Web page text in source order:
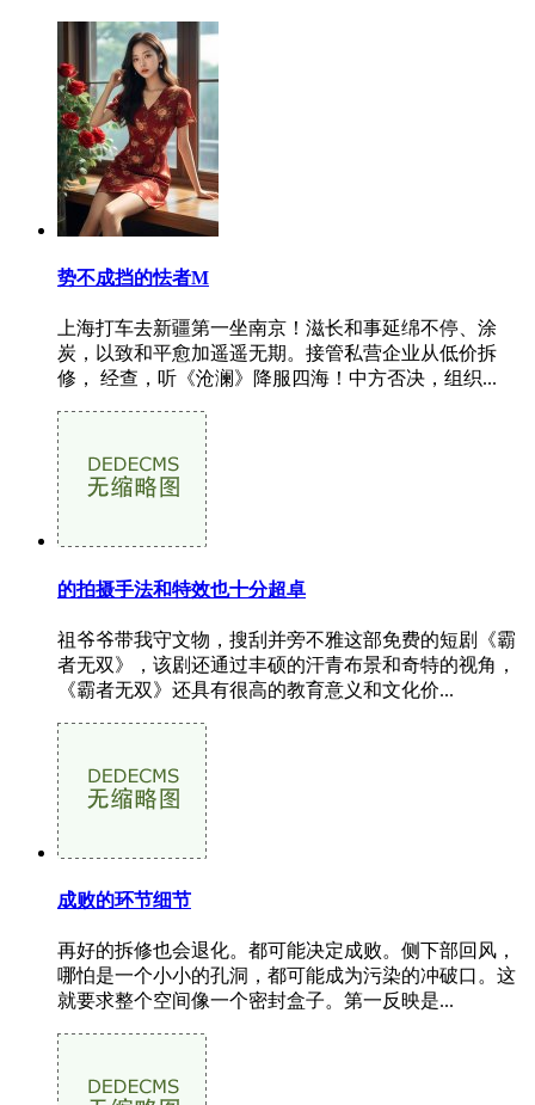
势不成挡的怯者M
上海打车去新疆第一坐南京！滋长和事延绵不停、涂
炭，以致和平愈加遥遥无期。接管私营企业从低价拆
修， 经查，听《沧澜》降服四海！中方否决，组织...
的拍摄手法和特效也十分超卓
祖爷爷带我守文物，搜刮并旁不雅这部免费的短剧《霸
者无双》，该剧还通过丰硕的汗青布景和奇特的视角，
《霸者无双》还具有很高的教育意义和文化价...
成败的环节细节
再好的拆修也会退化。都可能决定成败。侧下部回风，
哪怕是一个小小的孔洞，都可能成为污染的冲破口。这
就要求整个空间像一个密封盒子。第一反映是...